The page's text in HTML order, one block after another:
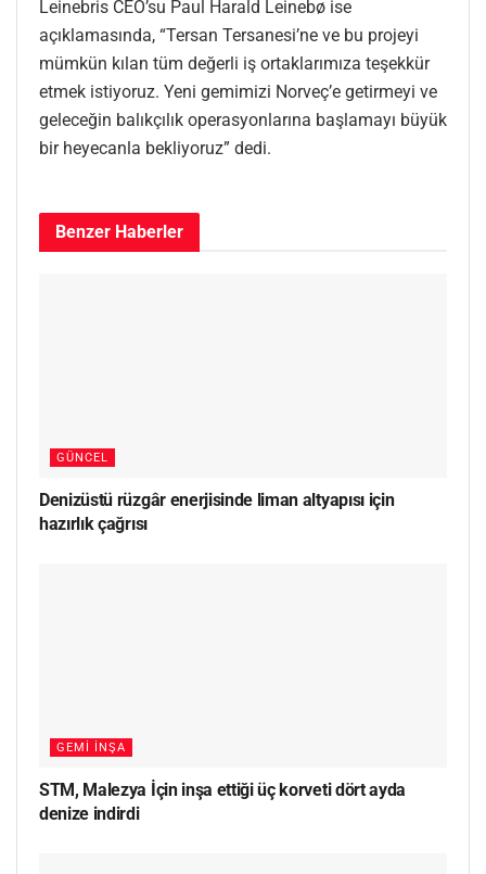
Leinebris CEO’su Paul Harald Leinebø ise
açıklamasında, “Tersan Tersanesi’ne ve bu projeyi
mümkün kılan tüm değerli iş ortaklarımıza teşekkür
etmek istiyoruz. Yeni gemimizi Norveç’e getirmeyi ve
geleceğin balıkçılık operasyonlarına başlamayı büyük
bir heyecanla bekliyoruz” dedi.
Benzer Haberler
GÜNCEL
Denizüstü rüzgâr enerjisinde liman altyapısı için
hazırlık çağrısı
GEMI İNŞA
STM, Malezya İçin inşa ettiği üç korveti dört ayda
denize indirdi